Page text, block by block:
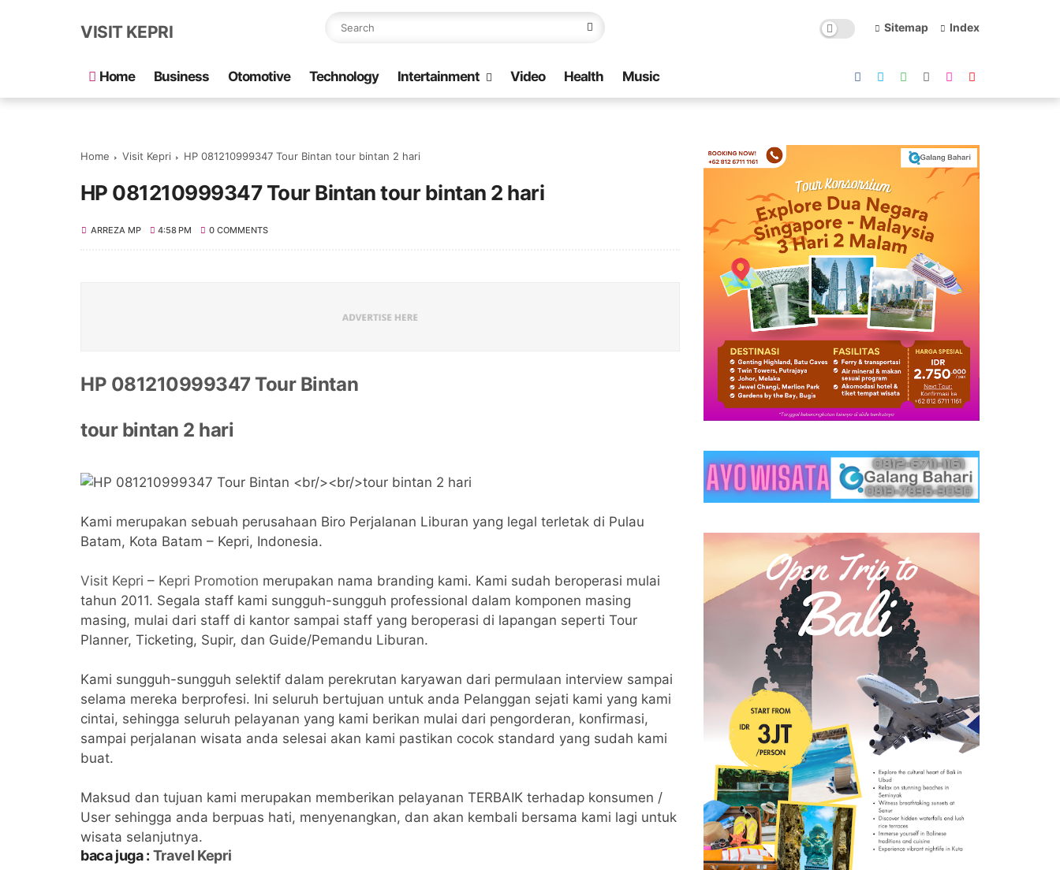
VISIT KEPRI Sitemap Index
Home Business Otomotive Technology Intertainment Video Health Music
Home Visit Kepri HP 081210999347 Tour Bintan tour bintan 2 hari
HP 081210999347 Tour Bintan tour bintan 2 hari
ARREZA MP 4:58 PM 0 COMMENTS
HP 081210999347 Tour Bintan
tour bintan 2 hari
Kami merupakan sebuah perusahaan Biro Perjalanan Liburan yang legal terletak di Pulau
Batam, Kota Batam – Kepri, Indonesia.
Visit Kepri – Kepri Promotion merupakan nama branding kami. Kami sudah beroperasi mulai
tahun 2011. Segala staff kami sungguh-sungguh professional dalam komponen masing
masing, mulai dari staff di kantor sampai staff yang beroperasi di lapangan seperti Tour
Planner, Ticketing, Supir, dan Guide/Pemandu Liburan.
Kami sungguh-sungguh selektif dalam perekrutan karyawan dari permulaan interview sampai
selama mereka berprofesi. Ini seluruh bertujuan untuk anda Pelanggan sejati kami yang kami
cintai, sehingga seluruh pelayanan yang kami berikan mulai dari pengorderan, konfirmasi,
sampai perjalanan wisata anda selesai akan kami pastikan cocok standard yang sudah kami
buat.
Maksud dan tujuan kami merupakan memberikan pelayanan TERBAIK terhadap konsumen /
User sehingga anda berpuas hati, menyenangkan, dan akan kembali bersama kami lagi untuk
wisata selanjutnya.
baca juga : Travel Kepri